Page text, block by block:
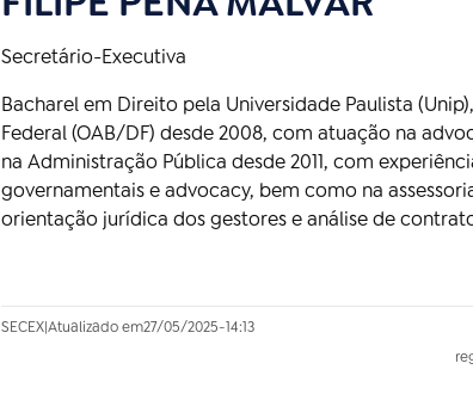
Secretário-Executiva
Bacharel em Direito pela Universidade Paulista
Federal (OAB/DF) desde 2008, com atuação na
na Administração Pública desde 2011, com
governamentais e advocacy, bem como na
orientação jurídica dos gestores e análise de
SECEX|Atualizado em27/05/2025-14:13